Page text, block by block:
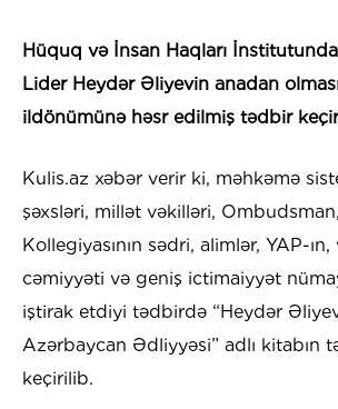
Hüquq və İnsan Haqları
Lider Heydər Əliyevin anadan
ildönümünə həsr edilmiş tədbir
Kulis.az xəbər verir ki, məhkəmə
şəxsləri, millət vəkilləri,
Kollegiyasının sədri, alimlər, YAP-
cəmiyyəti və geniş ictimaiyyət
iştirak etdiyi tədbirdə “Heydər
Azərbaycan Ədliyyəsi” adlı kitabın
keçirilib.